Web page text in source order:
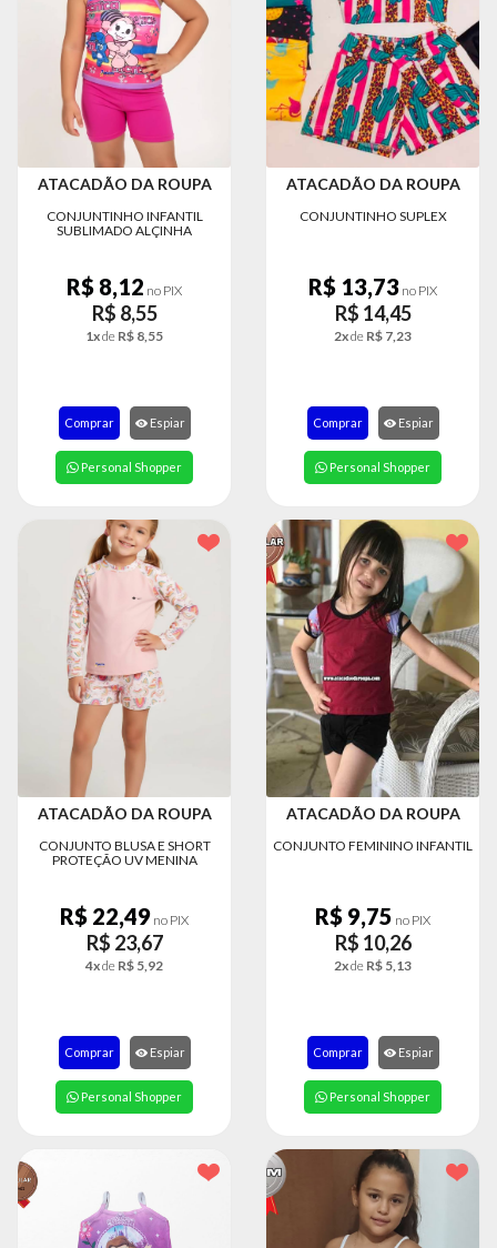
ATACADÃO DA ROUPA
CONJUNTINHO INFANTIL
SUBLIMADO ALÇINHA
R$ 8,12 no PIX
R$ 8,55
1xde R$ 8,55
Comprar Espiar
Personal Shopper
ATACADÃO DA ROUPA
CONJUNTINHO SUPLEX
R$ 13,73 no PIX
R$ 14,45
2xde R$ 7,23
Comprar Espiar
Personal Shopper
ATACADÃO DA ROUPA
CONJUNTO BLUSA E SHORT
PROTEÇÃO UV MENINA
R$ 22,49 no PIX
R$ 23,67
4xde R$ 5,92
Comprar Espiar
Personal Shopper
ATACADÃO DA ROUPA
CONJUNTO FEMININO INFANTIL
R$ 9,75 no PIX
R$ 10,26
2xde R$ 5,13
Comprar Espiar
Personal Shopper